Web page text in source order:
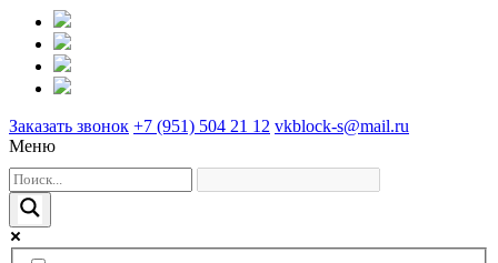
Заказать звонок +7 (951) 504 21 12 vkblock-s@mail.ru
Меню